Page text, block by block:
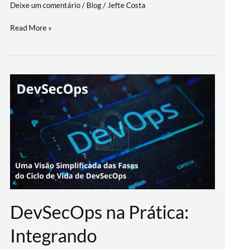
a
workflows
Deixe um comentário/ Blog/ Jefte Costa
teste
palyer
Lance
Rural
Read More »
DevSecOps na Prática:
Integrando